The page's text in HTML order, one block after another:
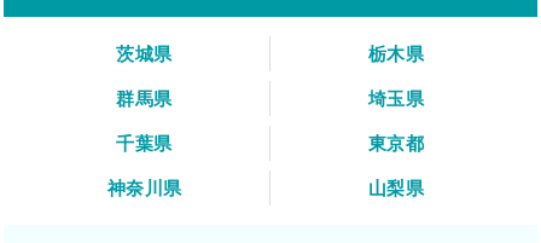
茨城県
栃木県
群馬県
埼玉県
千葉県
東京都
神奈川県
山梨県